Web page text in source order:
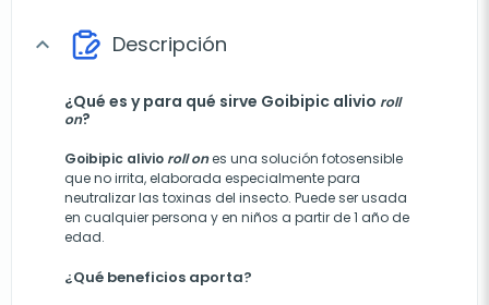
expand_more Descripción
¿Qué es y para qué sirve Goibipic alivio roll
on?
Goibipic alivio roll ones una solución fotosensible
que no irrita, elaborada especialmente para
neutralizar las toxinas del insecto. Puede ser usada
en cualquier persona y en niños a partir de 1 año de
edad.
¿Qué beneficios aporta?